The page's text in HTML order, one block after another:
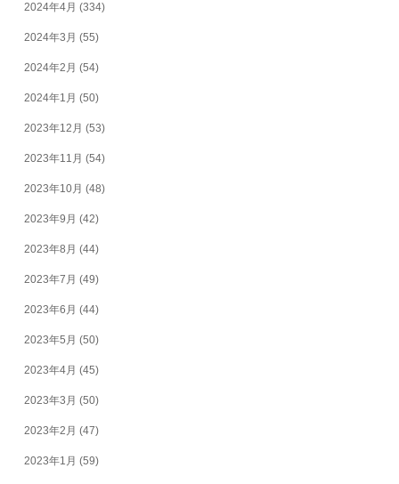
2024年4月 (334)
2024年3月 (55)
2024年2月 (54)
2024年1月 (50)
2023年12月 (53)
2023年11月 (54)
2023年10月 (48)
2023年9月 (42)
2023年8月 (44)
2023年7月 (49)
2023年6月 (44)
2023年5月 (50)
2023年4月 (45)
2023年3月 (50)
2023年2月 (47)
2023年1月 (59)